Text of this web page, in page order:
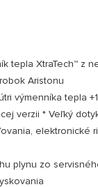
tepla XtraTech™ z
Aristonu
výmenníka tepla
verzii * Veľký
elektronické
plynu zo